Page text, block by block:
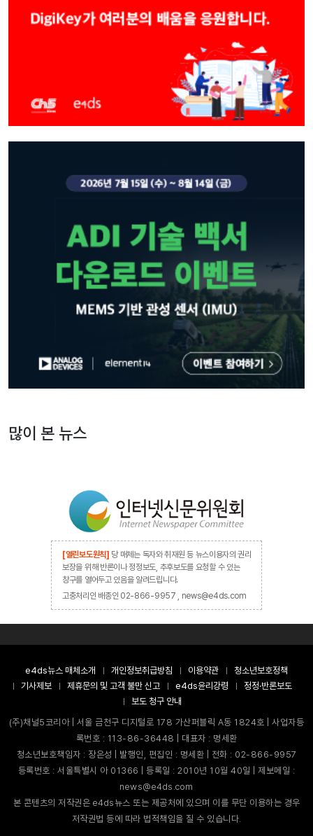
많이 본 뉴스
[열린보도원칙] 당 매체는 독자와 취재원 등 뉴스이용자의 권리
보장을 위해 반론이나 정정보도, 추후보도를 요청할 수 있는
창구를 열어두고 있음을 알려드립니다.
고충처리인 배종인 02-866-9957 , news@e4ds.com
e4ds뉴스 매체소개 개인정보취급방침 이용약관
청소년보호정책
기사제보
제휴문의 및 고객 불만 신고 e4ds윤리강령
정정·반론보도
보도 청구 안내
(주)채널5코리아 | 서울 금천구 디지털로 178 가산퍼블릭 A동 1824호 | 사업자등
록번호 : 113-86-36448 | 대표자 : 명세환
청소년보호책임자 : 장은성 | 발행인, 편집인 : 명세환 | 전화 : 02-866-9957
등록번호 : 서울특별시 아 01366 | 등록일 : 2010년 10월 40일 | 제보메일 :
news@e4ds.com
본 콘텐츠의 저작권은 e4ds뉴스 또는 제공처에 있으며 이를 무단 이용하는 경우
저작권법 등에 따라 법적책임을 질 수 있습니다.